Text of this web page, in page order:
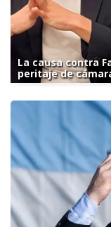
La causa contra
peritaje de